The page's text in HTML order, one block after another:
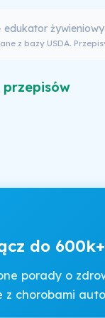
edukator żywieniowy
z bazy USDA.
do
porady o
z chorobami